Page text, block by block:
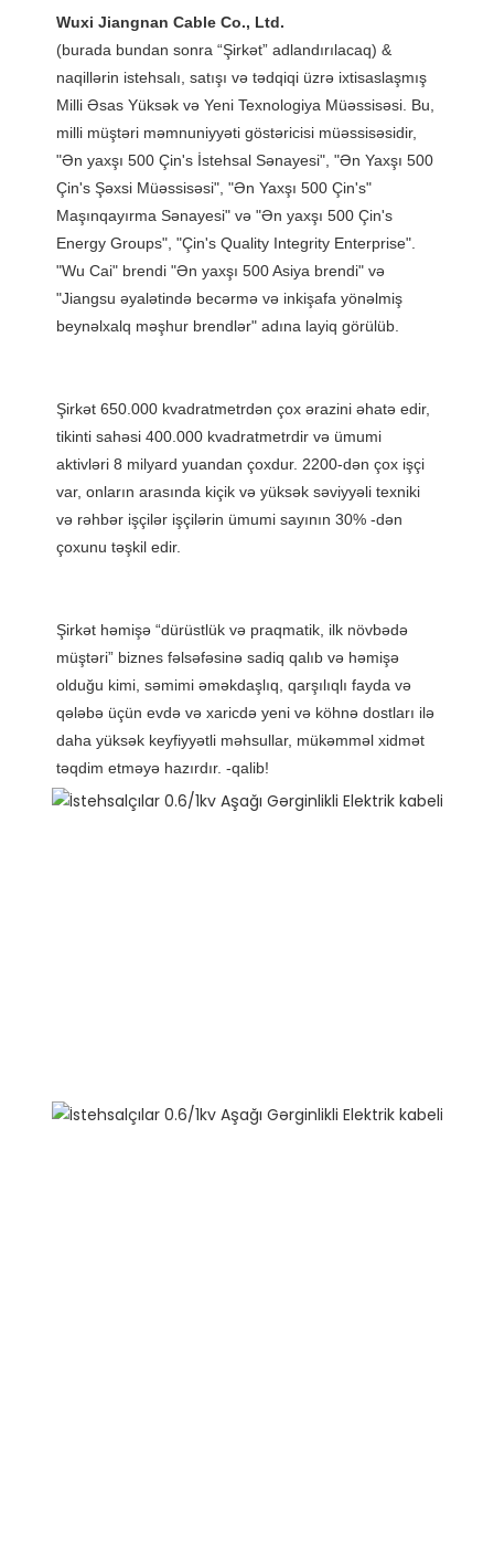
(burada bundan sonra “Şirkət” adlandırılacaq) &
naqillərin istehsalı, satışı və tədqiqi üzrə ixtisaslaşmış
Milli Əsas Yüksək və Yeni Texnologiya Müəssisəsi. Bu,
milli müştəri məmnuniyyəti göstəricisi müəssisəsidir,
"Ən yaxşı 500 Çin's İstehsal Sənayesi", "Ən Yaxşı 500
Çin's Şəxsi Müəssisəsi", "Ən Yaxşı 500 Çin's"
Maşınqayırma Sənayesi" və "Ən yaxşı 500 Çin's
Energy Groups", "Çin's Quality Integrity Enterprise".
"Wu Cai" brendi "Ən yaxşı 500 Asiya brendi" və
"Jiangsu əyalətində becərmə və inkişafa yönəlmiş
Şirkət 650.000 kvadratmetrdən çox ərazini əhatə edir,
tikinti sahəsi 400.000 kvadratmetrdir və ümumi
aktivləri 8 milyard yuandan çoxdur. 2200-dən çox işçi
var, onların arasında kiçik və yüksək səviyyəli texniki
və rəhbər işçilər işçilərin ümumi sayının 30% -dən
Şirkət həmişə “dürüstlük və praqmatik, ilk növbədə
müştəri” biznes fəlsəfəsinə sadiq qalıb və həmişə
olduğu kimi, səmimi əməkdaşlıq, qarşılıqlı fayda və
qələbə üçün evdə və xaricdə yeni və köhnə dostları ilə
daha yüksək keyfiyyətli məhsullar, mükəmməl xidmət